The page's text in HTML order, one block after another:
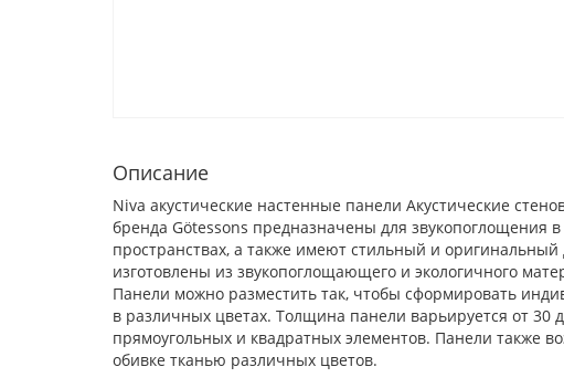
Описание
Niva акустические настенные панели Акустические
бренда Götessons предназначены для звукопоглощения
пространствах, а также имеют стильный и
изготовлены из звукопоглощающего и экологичного
Панели можно разместить так, чтобы сформировать
в различных цветах. Толщина панели варьируется от 30
прямоугольных и квадратных элементов. Панели также
обивке тканью различных цветов.